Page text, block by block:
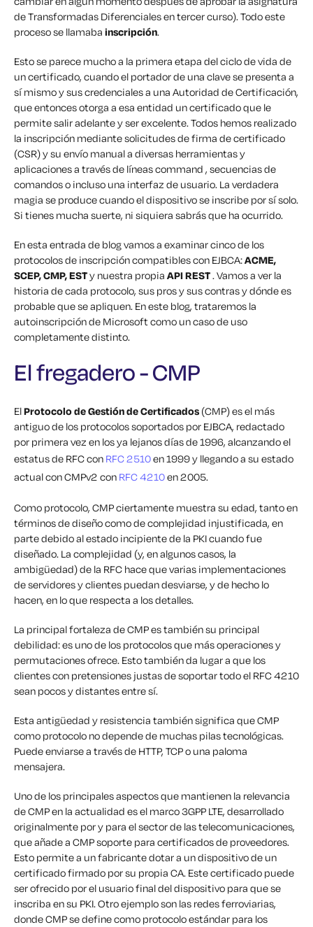
de Transformadas Diferenciales en tercer curso). Todo este
proceso se llamaba inscripción.
Esto se parece mucho a la primera etapa del ciclo de vida de
un certificado, cuando el portador de una clave se presenta a
sí mismo y sus credenciales a una Autoridad de Certificación,
que entonces otorga a esa entidad un certificado que le
permite salir adelante y ser excelente. Todos hemos realizado
la inscripción mediante solicitudes de firma de certificado
(CSR) y su envío manual a diversas herramientas y
aplicaciones a través de líneas command , secuencias de
comandos o incluso una interfaz de usuario. La verdadera
magia se produce cuando el dispositivo se inscribe por sí solo.
Si tienes mucha suerte, ni siquiera sabrás que ha ocurrido.
En esta entrada de blog vamos a examinar cinco de los
protocolos de inscripción compatibles con EJBCA:ACME,
SCEP, CMP, ESTy nuestra propia API REST. Vamos a ver la
historia de cada protocolo, sus pros y sus contras y dónde es
probable que se apliquen. En este blog, trataremos la
autoinscripción de Microsoft como un caso de uso
completamente distinto.
El fregadero - CMP
ElProtocolo de Gestión de Certificados (CMP) es el más
antiguo de los protocolos soportados por EJBCA, redactado
por primera vez en los ya lejanos días de 1996, alcanzando el
estatus de RFC con RFC 2510en 1999 y llegando a su estado
actual con CMPv2 con RFC 4210en 2005.
Como protocolo, CMP ciertamente muestra su edad, tanto en
términos de diseño como de complejidad injustificada, en
parte debido al estado incipiente de la PKI cuando fue
diseñado. La complejidad (y, en algunos casos, la
ambigüedad) de la RFC hace que varias implementaciones
de servidores y clientes puedan desviarse, y de hecho lo
hacen, en lo que respecta a los detalles.
La principal fortaleza de CMP es también su principal
debilidad: es uno de los protocolos que más operaciones y
permutaciones ofrece. Esto también da lugar a que los
clientes con pretensiones justas de soportar todo el RFC 4210
sean pocos y distantes entre sí.
Esta antigüedad y resistencia también significa que CMP
como protocolo no depende de muchas pilas tecnológicas.
Puede enviarse a través de HTTP, TCP o una paloma
mensajera.
Uno de los principales aspectos que mantienen la relevancia
de CMP en la actualidad es el marco 3GPP LTE, desarrollado
originalmente por y para el sector de las telecomunicaciones,
que añade a CMP soporte para certificados de proveedores.
Esto permite a un fabricante dotar a un dispositivo de un
certificado firmado por su propia CA. Este certificado puede
ser ofrecido por el usuario final del dispositivo para que se
inscriba en su PKI. Otro ejemplo son las redes ferroviarias,
donde CMP se define como protocolo estándar para los